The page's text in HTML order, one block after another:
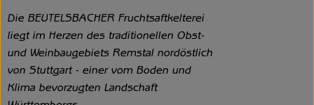
Die BEUTELSBACHER Fruchtsaftkelterei
liegt im Herzen des traditionellen Obst-
und Weinbaugebiets Remstal nordöstlich
von Stuttgart - einer vom Boden und
Klima bevorzugten Landschaft